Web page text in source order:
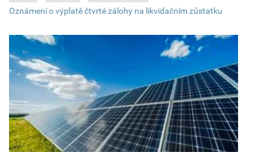
Oznámení o výplatě čtvrté zálohy na likvidačním zůstatku